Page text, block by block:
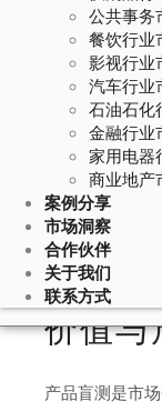
公共事务
餐饮行业
影视行业
汽车行业
石油石化
金融行业
家用电器
商业地产
案例分享
市场洞察
合作伙伴
关于我们
联系方式
产品盲
尺度分
产品盲
价值与
产品盲测是市